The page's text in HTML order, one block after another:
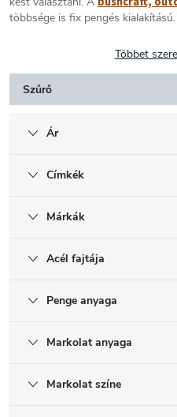
többsége is fix pengés kialakítású.
Többet
Szűrő
Ár
Címkék
Márkák
Acél fajtája
Penge anyaga
Markolat anyaga
Markolat színe